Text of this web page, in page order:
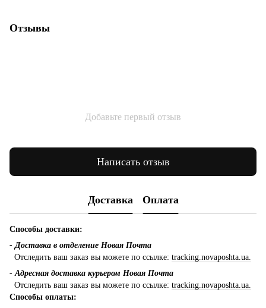
Отзывы
Добавьте первый отзыв
Написать отзыв
Доставка Оплата
Способы доставки:
- Доставка в отделение Новая Почта
Отследить ваш заказ вы можете по ссылке: tracking.novaposhta.ua.
- Адресная доставка курьером Новая Почта
Отследить ваш заказ вы можете по ссылке: tracking.novaposhta.ua.
Способы оплаты: